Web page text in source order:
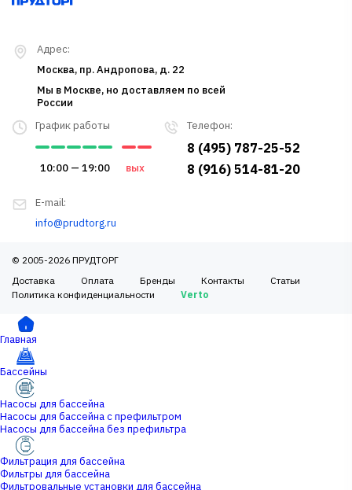
Телефон:
8 (495) 787-25-52
8 (916) 514-81-20
График работы
10:00 — 19:00 вых
E-mail:
info@prudtorg.ru
Адрес:
Москва, пр. Андропова, д. 22
Мы в Москве, но доставляем по всей
России
© 2005-2026 ПРУДТОРГ
Доставка
Оплата Бренды Контакты
Статьи
Политика конфиденциальности
Verto
Главная
Бассейны
Насосы для бассейна
Насосы для бассейна с префильтром
Насосы для бассейна без префильтра
Фильтрация для бассейна
Фильтры для бассейна
Фильтровальные установки для бассейна